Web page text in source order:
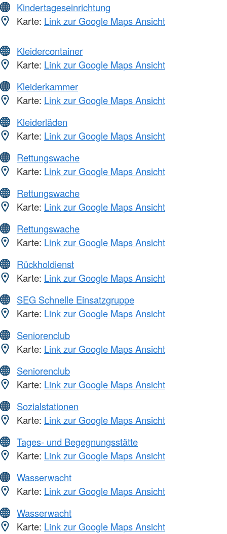
Kindertageseinrichtung
Karte: Link zur Google Maps Ansicht
Kleidercontainer
Karte: Link zur Google Maps Ansicht
Kleiderkammer
Karte: Link zur Google Maps Ansicht
Kleiderläden
Karte: Link zur Google Maps Ansicht
Rettungswache
Karte: Link zur Google Maps Ansicht
Rettungswache
Karte: Link zur Google Maps Ansicht
Rettungswache
Karte: Link zur Google Maps Ansicht
Rückholdienst
Karte: Link zur Google Maps Ansicht
SEG Schnelle Einsatzgruppe
Karte: Link zur Google Maps Ansicht
Seniorenclub
Karte: Link zur Google Maps Ansicht
Seniorenclub
Karte: Link zur Google Maps Ansicht
Sozialstationen
Karte: Link zur Google Maps Ansicht
Tages- und Begegnungsstätte
Karte: Link zur Google Maps Ansicht
Wasserwacht
Karte: Link zur Google Maps Ansicht
Wasserwacht
Karte: Link zur Google Maps Ansicht